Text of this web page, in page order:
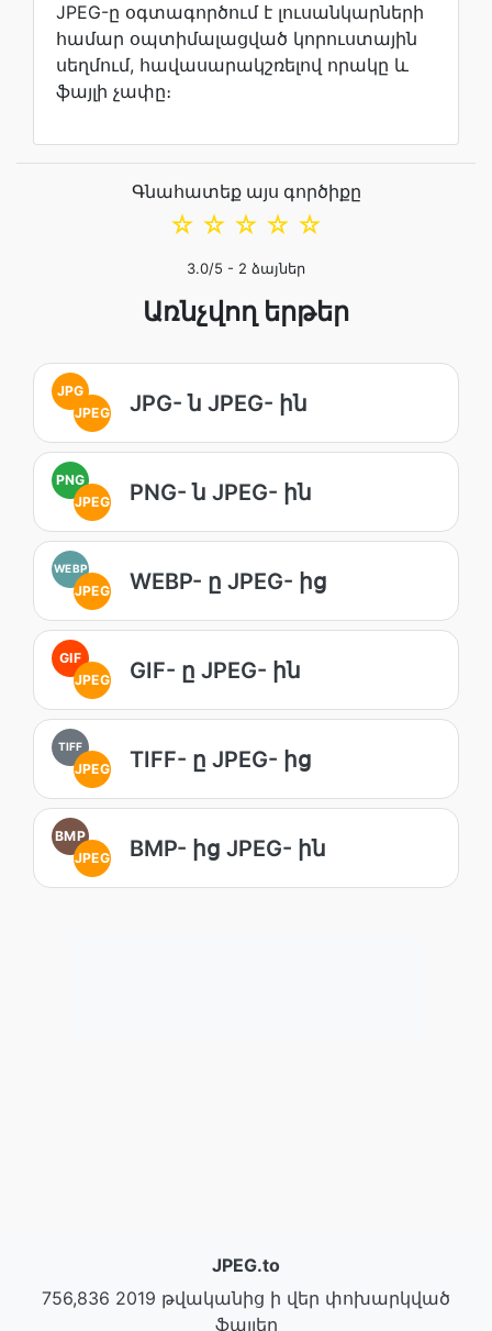
JPEG-ը օգտագործում է լուսանկարների
համար օպտիմալացված կորուստային
սեղմում, հավասարակշռելով որակը և
ֆայլի չափը։
Գնահատեք այս գործիքը
☆
☆
☆
☆
☆
3.0/5 - 2 ձայներ
Առնչվող երթեր
JPG
JPEG
JPG- ն JPEG- ին
PNG
JPEG
PNG- ն JPEG- ին
WEBP
JPEG WEBP- ը JPEG- ից
GIF
JPEG
GIF- ը JPEG- ին
TIFF
JPEG TIFF- ը JPEG- ից
BMP
JPEG
BMP- ից JPEG- ին
JPEG.to
756,836 2019 թվականից ի վեր փոխարկված
ֆայլեր